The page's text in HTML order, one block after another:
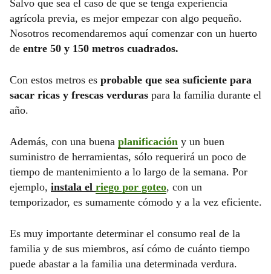
Salvo que sea el caso de que se tenga experiencia
agrícola previa, es mejor empezar con algo pequeño.
Nosotros recomendaremos aquí comenzar con un huerto
de entre 50 y 150 metros cuadrados.
Con estos metros es probable que sea suficiente para
sacar ricas y frescas verduras para la familia durante el
año.
Además, con una buena planificación y un buen
suministro de herramientas, sólo requerirá un poco de
tiempo de mantenimiento a lo largo de la semana. Por
ejemplo, instala el riego por goteo, con un
temporizador, es sumamente cómodo y a la vez eficiente.
Es muy importante determinar el consumo real de la
familia y de sus miembros, así cómo de cuánto tiempo
puede abastar a la familia una determinada verdura.